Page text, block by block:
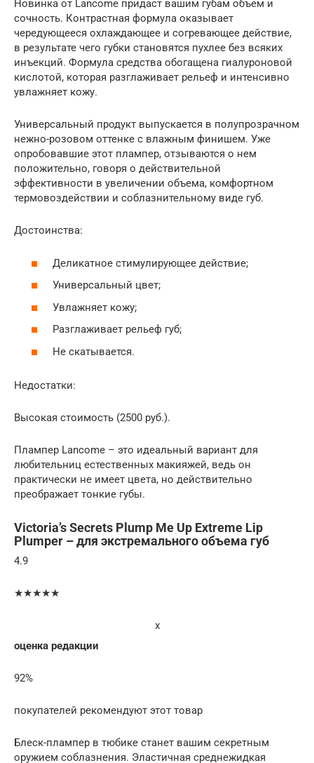
Новинка от Lancome придаст вашим губам объем и
сочность. Контрастная формула оказывает
чередующееся охлаждающее и согревающее действие,
в результате чего губки становятся пухлее без всяких
инъекций. Формула средства обогащена гиалуроновой
кислотой, которая разглаживает рельеф и интенсивно
увлажняет кожу.
Универсальный продукт выпускается в полупрозрачном
нежно-розовом оттенке с влажным финишем. Уже
опробовавшие этот плампер, отзываются о нем
положительно, говоря о действительной
эффективности в увеличении объема, комфортном
термовоздействии и соблазнительному виде губ.
Достоинства:
Деликатное стимулирующее действие;
Универсальный цвет;
Увлажняет кожу;
Разглаживает рельеф губ;
Не скатывается.
Недостатки:
Высокая стоимость (2500 руб.).
Плампер Lancome – это идеальный вариант для
любительниц естественных макияжей, ведь он
практически не имеет цвета, но действительно
преображает тонкие губы.
Victoria’s Secrets Plump Me Up Extreme Lip
Plumper – для экстремального объема губ
4.9
★★★★★
x
оценка редакции
92%
покупателей рекомендуют этот товар
Блеск-плампер в тюбике станет вашим секретным
оружием соблазнения. Эластичная среднежидкая